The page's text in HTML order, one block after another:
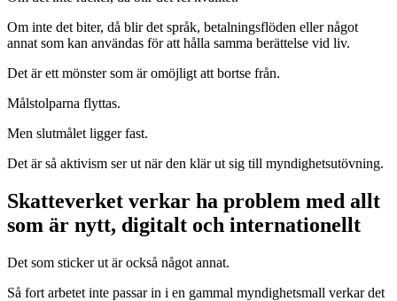
Om inte det biter, då blir det språk, betalningsflöden eller något
annat som kan användas för att hålla samma berättelse vid liv.
Det är ett mönster som är omöjligt att bortse från.
Målstolparna flyttas.
Men slutmålet ligger fast.
Det är så aktivism ser ut när den klär ut sig till myndighetsutövning.
Skatteverket verkar ha problem med allt
som är nytt, digitalt och internationellt
Det som sticker ut är också något annat.
Så fort arbetet inte passar in i en gammal myndighetsmall verkar det